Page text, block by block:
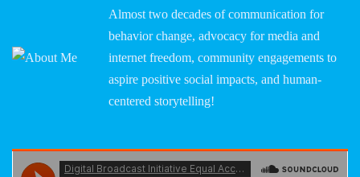
Almost two decades of communication for
behavior change, advocacy for media and
internet freedom, community engagements to
aspire positive social impacts, and human-
centered storytelling!